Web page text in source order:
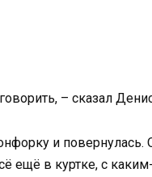
– сказал
и повернулась.
ещё в куртке, с